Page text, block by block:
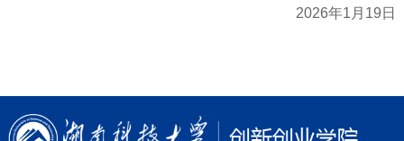
2026年1月19日